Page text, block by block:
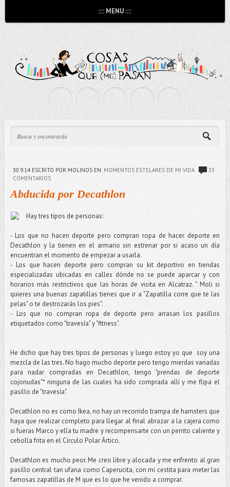
:::: MENU ::::
30.9.14ESCRITO POR MOLINOS EN: MOMENTOS ESTELARES DE MI VIDA
33
COMENTARIOS
Abducida por Decathlon
Hay tres tipos de personas:
- Los que no hacen deporte pero compran ropa de hacer deporte en
Decathlon y la tienen en el armario sin estrenar por si acaso un día
encuentran el momento de empezar a usarla.
- Los que hacen deporte pero compran su kit deportivo en tiendas
especializadas ubicadas en calles dónde no se puede aparcar y con
horarios más restrictivos que las horas de visita en Alcatraz. " Moli si
quieres una buenas zapatillas tienes que ir a "Zapatilla corre que te las
pelas" o te destrozarás los pies".
- Los que no compran ropa de deporte pero arrasan los pasillos
etiquetados como "travesía" y "fitness".
He dicho que hay tres tipos de personas y luego estoy yo que soy una
mezcla de las tres. No hago mucho deporte pero tengo mierdas variadas
para nadar compradas en Decathlon, tengo "prendas de deporte
cojonudas"* ninguna de las cuales ha sido comprada allí y me flipa el
pasillo de "travesía".
Decathlon no es como Ikea, no hay un recorrido trampa de hamsters que
haya que realizar completo para llegar al final abrazar a la cajera como
si fueras Marco y ella tu madre y recompensarte con un perrito caliente y
cebolla frita en el Círculo Polar Ártico.
Decathlon es mucho peor. Me creo libre y alocada y me enfrento al gran
pasillo central tan ufana como Caperucita, con mi cestita para meter las
famosas zapatillas de M que es lo que he venido a comprar.